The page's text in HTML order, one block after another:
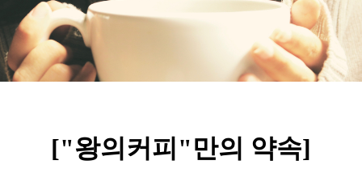
["왕의커피"만의 약속]